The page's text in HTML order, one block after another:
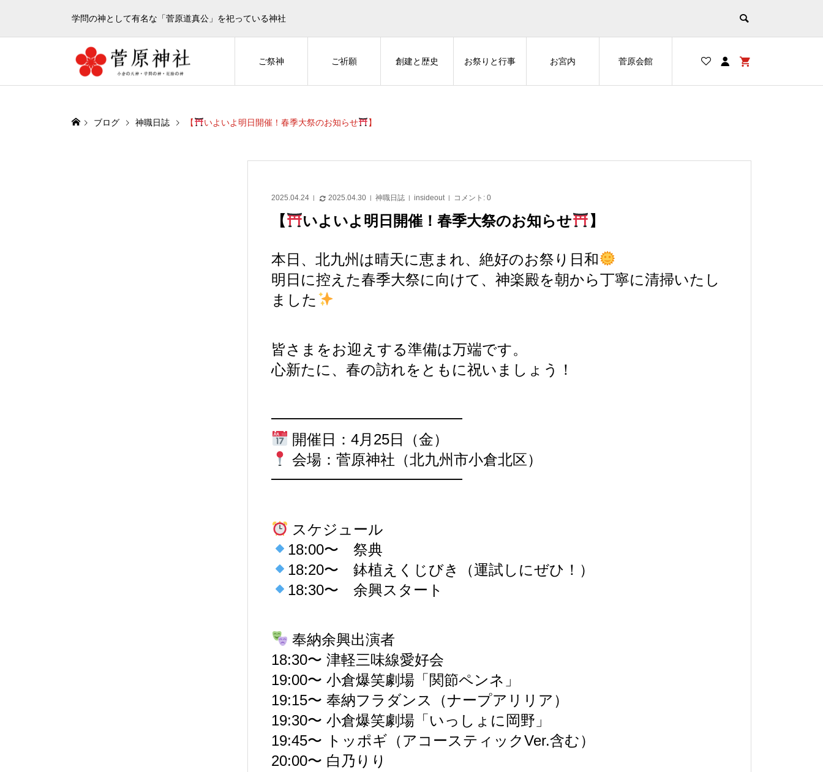
学問の神として有名な「菅原道真公」を祀っている神社
ご祭神 ご祈願 創建と歴史 お祭りと行事 お宮内 菅原会館
ブログ 神職日誌 【 いよいよ明日開催！春季大祭のお知らせ 】
2025.04.24 2025.04.30 神職日誌 insideout コメント: 0
【 いよいよ明日開催！春季大祭のお知らせ 】
本日、北九州は晴天に恵まれ、絶好のお祭り日和
明日に控えた春季大祭に向けて、神楽殿を朝から丁寧に清掃いたし
ました
皆さまをお迎えする準備は万端です。
心新たに、春の訪れをともに祝いましょう！
━━━━━━━━━━━━━
開催日：4月25日（金）
会場：菅原神社（北九州市小倉北区）
━━━━━━━━━━━━━
スケジュール
18:00〜 祭典
18:20〜 鉢植えくじびき（運試しにぜひ！）
18:30〜 余興スタート
奉納余興出演者
18:30〜 津軽三味線愛好会
19:00〜 小倉爆笑劇場「関節ペンネ」
19:15〜 奉納フラダンス（ナープアリリア）
19:30〜 小倉爆笑劇場「いっしょに岡野」
19:45〜 トッポギ（アコースティックVer.含む）
20:00〜 白乃りり